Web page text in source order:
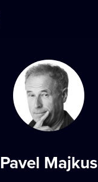
Pavel Majkus